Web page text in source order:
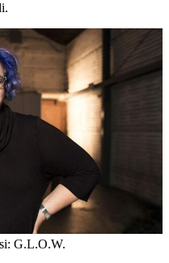
G.L.O.W.